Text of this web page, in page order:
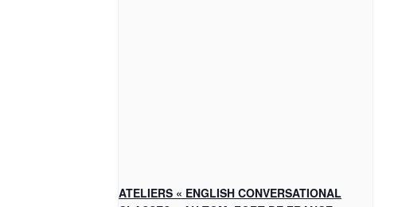
ATELIERS « ENGLISH CONVERSATIONAL